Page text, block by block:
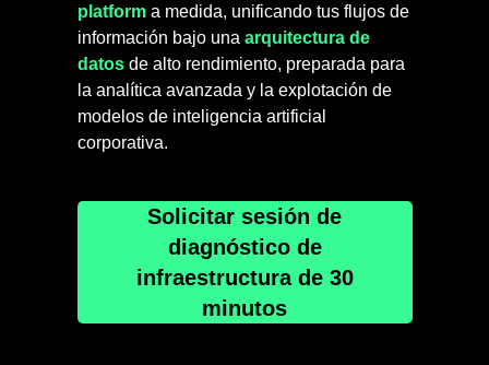
platforma medida, unificando tus flujos de
información bajo una arquitectura de
datos de alto rendimiento, preparada para
la analítica avanzada y la explotación de
modelos de inteligencia artificial
corporativa.
Solicitar sesión de
diagnóstico de
infraestructura de 30
minutos